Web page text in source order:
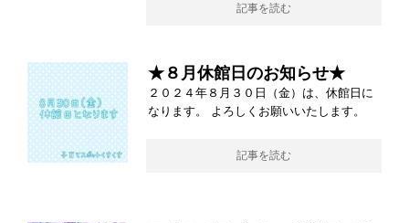
記事を読む
★８月休館日のお知らせ★
２０２４年８月３０日（金）は、休館日に
なります。 よろしくお願いいたします。
記事を読む